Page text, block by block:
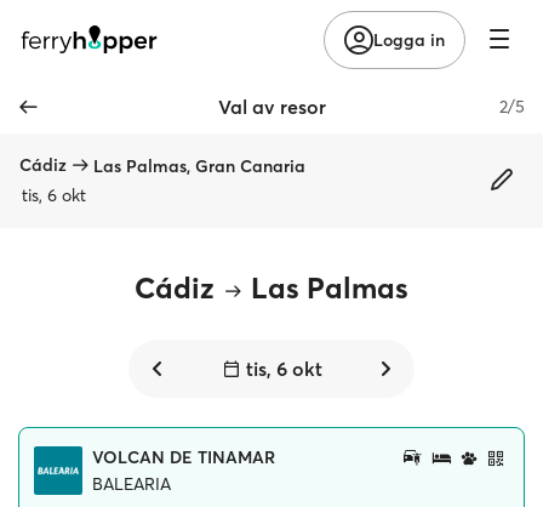
Logga in
Val av resor 2/5
Cádiz
Las Palmas, Gran Canaria
tis, 6 okt
Cádiz Las Palmas
tis, 6 okt
VOLCAN DE TINAMAR
BALEARIA